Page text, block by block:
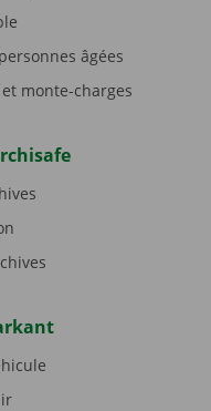
âgées
monte-charges